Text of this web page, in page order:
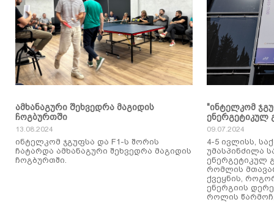
ამხანაგური შეხვედრა მაგიდის
ჩოგბურთში
13.08.2024
ინტელკომ ჯგუფსა და F1-ს შორის
ჩატარდა ამხანაგური შეხვედრა მაგიდის
ჩოგბურთში.
"ინტელკომ
ენერგეტიკულ
09.07.2024
4-5 ივლისს,
უმასპინძილა
ენერგეტიკულ
რომლის
ქვეყნის,
ენერგიის
როლის